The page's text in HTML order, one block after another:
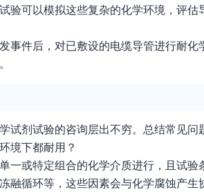
验可以模拟这些复杂的化学环境，评
事件后，对已敷设的电缆导管进行耐
剂试验的咨询层出不穷。总结常见问
境下都耐用？
一或特定组合的化学介质进行，且试
融循环等，这些因素会与化学腐蚀产